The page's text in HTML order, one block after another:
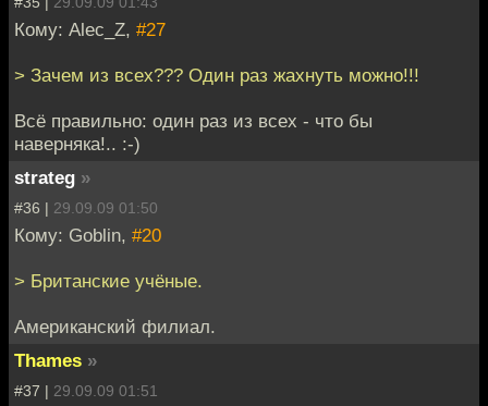
Кому: Alec_Z, #27
> Зачем из всех??? Один раз жахнуть можно!!!
Всё правильно: один раз из всех - что бы
наверняка!.. :-)
strateg »
#36 | 29.09.09 01:50
Кому: Goblin, #20
> Британские учёные.
Американский филиал.
Thames »
#37 | 29.09.09 01:51